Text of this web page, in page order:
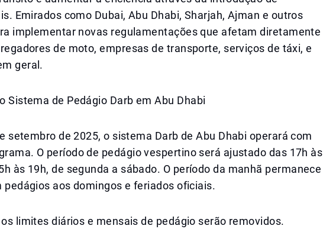
Emirados como Dubai, Abu Dhabi, Sharjah, Ajman e outros
implementar novas regulamentações que afetam diretamente
de moto, empresas de transporte, serviços de táxi, e
geral.
Sistema de Pedágio Darb em Abu Dhabi
setembro de 2025, o sistema Darb de Abu Dhabi operará com
O período de pedágio vespertino será ajustado das 17h às
às 19h, de segunda a sábado. O período da manhã permanece
pedágios aos domingos e feriados oficiais.
limites diários e mensais de pedágio serão removidos.